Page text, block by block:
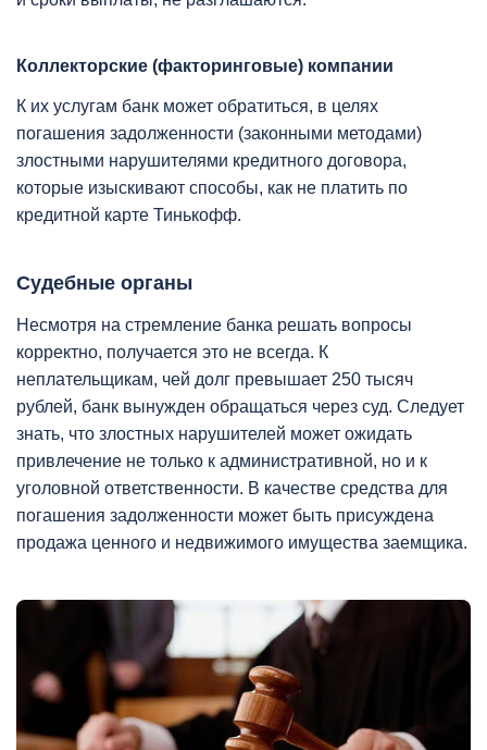
Коллекторские (факторинговые) компании
К их услугам банк может обратиться, в целях
погашения задолженности (законными методами)
злостными нарушителями кредитного договора,
которые изыскивают способы, как не платить по
кредитной карте Тинькофф.
Судебные органы
Несмотря на стремление банка решать вопросы
корректно, получается это не всегда. К
неплательщикам, чей долг превышает 250 тысяч
рублей, банк вынужден обращаться через суд. Следует
знать, что злостных нарушителей может ожидать
привлечение не только к административной, но и к
уголовной ответственности. В качестве средства для
погашения задолженности может быть присуждена
продажа ценного и недвижимого имущества заемщика.